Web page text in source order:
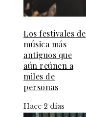
Los festivales de
música más
antiguos que
aún reúnen a
miles de
personas
Hace 2 días